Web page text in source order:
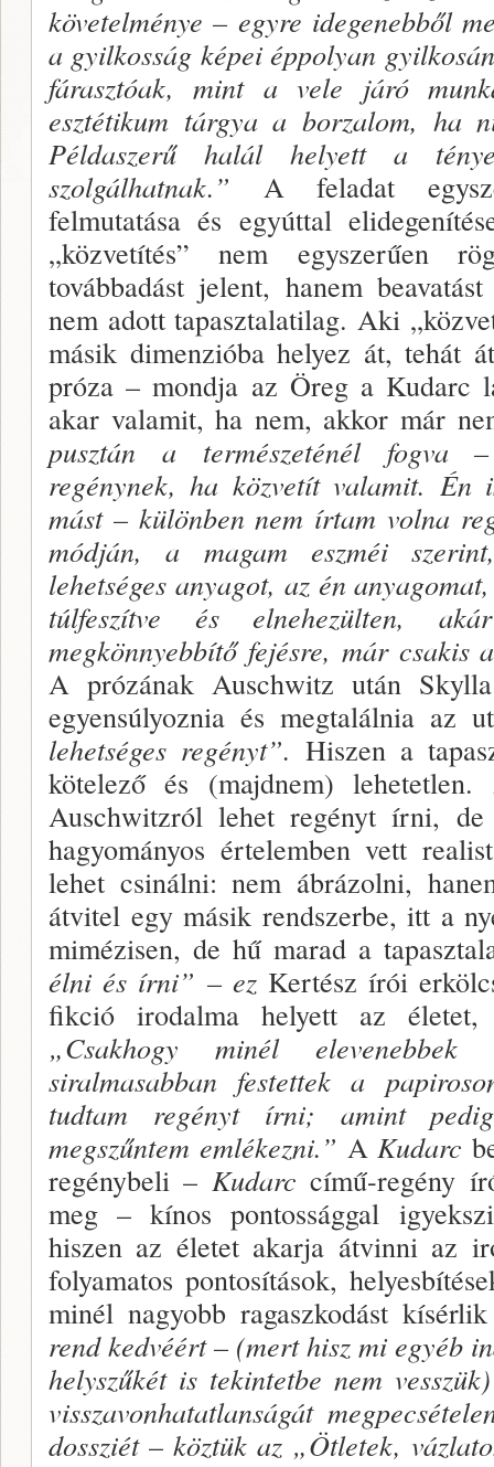
követelménye – egyre idegenebből
a gyilkos­ság képei éppolyan
fárasztóak, mint a vele járó
esztétikum tárgya a borzalom, ha
Példaszerű halál helyett a
szolgálhatnak.” A feladat
felmutatása és egyúttal
„közvetítés” nem egyszerűen
továbbadást jelent, hanem
nem adott tapasztalatilag. Aki
má­sik dimenzióba helyez át, tehát
próza – mondja az Öreg a Kudarc
akar valamit, ha nem, akkor már
pusz­tán a természeténél fogva
regénynek, ha közvetít valamit. Én
mást – különben nem írtam volna
módján, a magam eszméi
lehetséges anyagot, az én
túlfeszítve és elnehezülten,
megkönnyebbítő fejésre, már csakis
A prózának Auschwitz után
egyensúlyoz­nia és megtalálnia
lehetséges regényt”. Hiszen a
köte­lező és (majdnem)
Auschwitzról lehet regényt írni,
hagyományos értelemben vett
lehet csinál­ni: nem ábrázolni,
átvitel egy másik rendszer­be, itt a
mimézisen, de hű marad a
élni és írni” – ezKertész írói
fikció irodalma helyett az
„Csakhogy minél
siralmasabban festettek a
tudtam re­gényt írni; amint
megszűntem emlékezni.” AKudarc
regénybeli – Kudarc című-regény
meg – kínos pontossággal
hiszen az életet akarja átvin­ni az
folya­matos pontosítások,
minél na­gyobb ragaszkodást
rend kedvéért – (mert hisz mi egyéb
helyszűkét is tekintetbe nem
visszavonhatatlanságát
dossziét– köztük az „Ötletek,